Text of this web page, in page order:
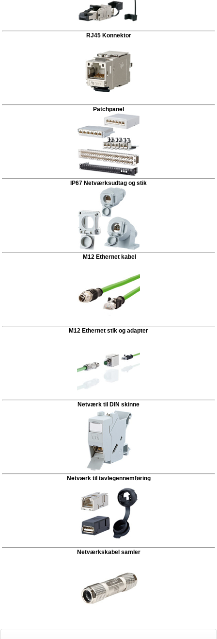
RJ45 Konnektor
Patchpanel
IP67 Netværksudtag og stik
M12 Ethernet kabel
M12 Ethernet stik og adapter
Netværk til DIN skinne
Netværk til tavlegennemføring
Netværkskabel samler